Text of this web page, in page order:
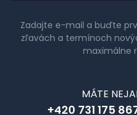
Zadajte e-mail a buďte
zľavách a termínoch
maximálne
MÁTE
+420 731 175